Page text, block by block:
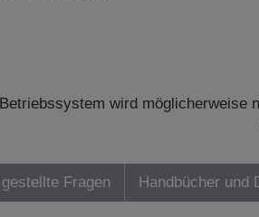
wird möglicherweise
Fragen Handbücher und